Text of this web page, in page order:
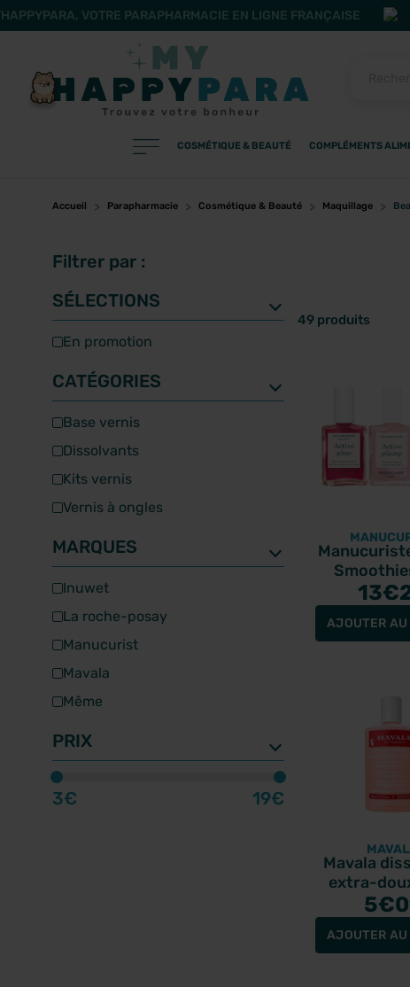
VOTRE PARAPHARMACIE EN LIGNE FRANÇAISE
Filtres
CATÉGORIES
MARQUES
PRODUITS
COSMÉTIQUE & BEAUTÉ COMPLÉMENTS
Accueil Parapharmacie Cosmétique & Beauté Maquillage
Filtrer par :
SÉLECTIONS
en promotion
CATÉGORIES
base vernis
dissolvants
kits vernis
vernis à ongles
MARQUES
inuwet
la roche-posay
manucurist
mavala
même
PRIX
3€ 19€
49 produits
vernis
13
AJOUTER AU
Mavala
extra-
vernis à
5
AJOUTER AU